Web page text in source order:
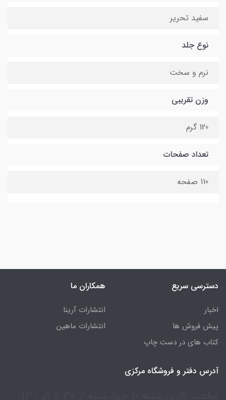
سفید تحریر
نوع جلد
نرم و سخت
وزن تقریبی
120 گرم
تعداد صفحات
110 صفحه
دسترسی سریع
اخبار
پیش فروش ها
کتاب های در دست چاپ
همکاران ما
انتشارات آرینا
انتشارات ماهین
آدرس دفتر و فروشگاه مرکزی